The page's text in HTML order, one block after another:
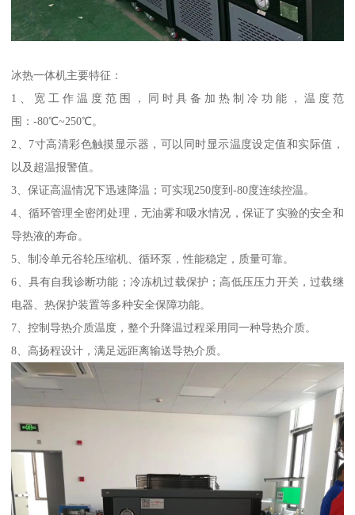
冰热一体机主要特征：
1、宽工作温度范围，同时具备加热制冷功能，温度范
围：-80℃~250℃。
2、7寸高清彩色触摸显示器，可以同时显示温度设定值和实际值，
以及超温报警值。
3、保证高温情况下迅速降温；可实现250度到-80度连续控温。
4、循环管理全密闭处理，无油雾和吸水情况，保证了实验的安全和
导热液的寿命。
5、制冷单元谷轮压缩机、循环泵，性能稳定，质量可靠。
6、具有自我诊断功能；冷冻机过载保护；高低压压力开关，过载继
电器、热保护装置等多种安全保障功能。
7、控制导热介质温度，整个升降温过程采用同一种导热介质。
8、高扬程设计，满足远距离输送导热介质。